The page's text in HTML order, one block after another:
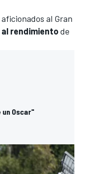
al Gran
rendimientode
Oscar"